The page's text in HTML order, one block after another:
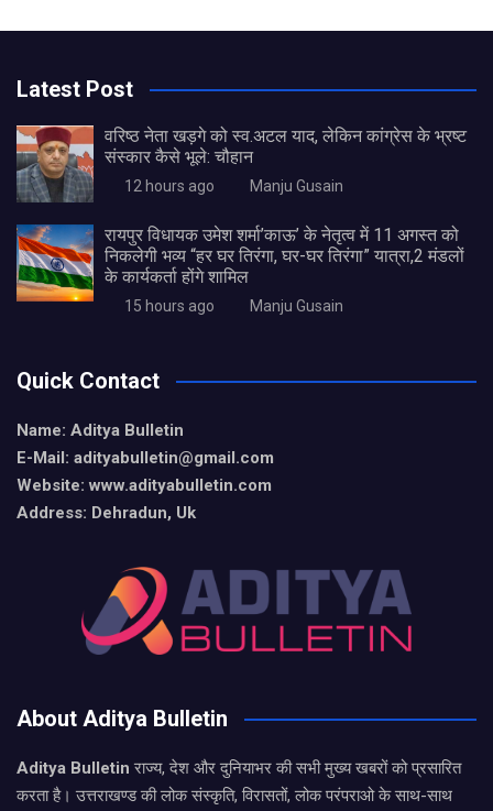
Latest Post
वरिष्ठ नेता खड़गे को स्व.अटल याद, लेकिन कांग्रेस के भ्रष्ट
संस्कार कैसे भूले: चौहान
12 hours ago Manju Gusain
रायपुर विधायक उमेश शर्मा’काऊ’ के नेतृत्व में 11 अगस्त को
निकलेगी भव्य “हर घर तिरंगा, घर-घर तिरंगा” यात्रा,2 मंडलों
के कार्यकर्ता होंगे शामिल
15 hours ago Manju Gusain
Quick Contact
Name: Aditya Bulletin
E-Mail: adityabulletin@gmail.com
Website: www.adityabulletin.com
Address: Dehradun, Uk
About Aditya Bulletin
Aditya Bulletinराज्य, देश और दुनियाभर की सभी मुख्य खबरों को प्रसारित
करता है। उत्तराखण्ड की लोक संस्कृति, विरासतों, लोक परंपराओ के साथ-साथ